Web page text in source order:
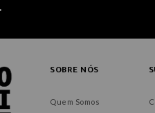
SOBRE NÓS
Quem Somos